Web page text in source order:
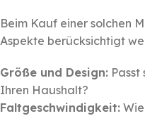
Beim Kauf einer solchen
Aspekte berücksichtigt
Größe und Design:
Ihren Haushalt?
Faltgeschwindigkeit: